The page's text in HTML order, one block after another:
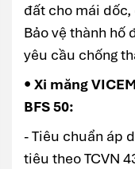
đất cho mái
Bảo vệ thành hố
yêu cầu chống
• Xi măng
BFS 50:
- Tiêu chuẩn áp
tiêu theo TCVN